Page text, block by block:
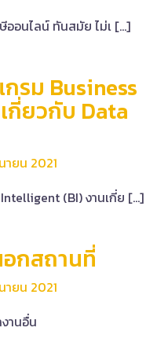
อนไลน์ ทันสมัย ไม่เ […]
รม Business
กี่ยวกับ Data
ายน 2021
(BI) งานเกี่ย […]
กสถานที่
ายน 2021
านอื่น